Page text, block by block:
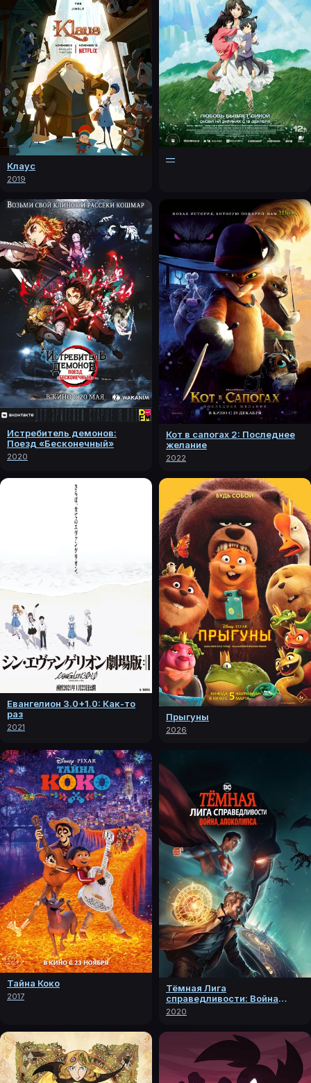
Клаус
2019
—
Истребитель демонов:
Поезд «Бесконечный»
2020
Кот в сапогах 2: Последнее
желание
2022
Евангелион 3.0+1.0: Как-то
раз
2021
Прыгуны
2026
Тайна Коко
2017
Тёмная Лига
справедливости: Война
Апоколипса
2020